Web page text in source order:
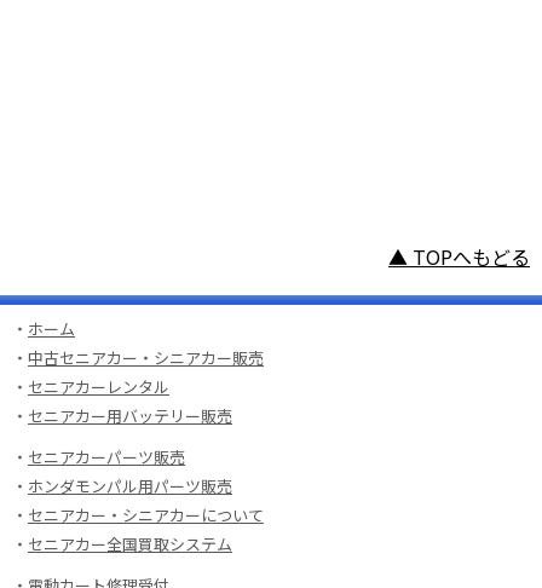
▲ TOPへもどる
・ ホーム
・ 中古セニアカー・シニアカー販売
・ セニアカーレンタル
・ セニアカー用バッテリー販売
・ セニアカーパーツ販売
・ ホンダモンパル用パーツ販売
・ セニアカー・シニアカーについて
・ セニアカー全国買取システム